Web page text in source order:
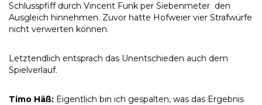
Schlusspfiff durch Vincent Funk per Siebenmeter den
Ausgleich hinnehmen. Zuvor hatte Hofweier vier Strafwürfe
nicht verwerten können.
Letztendlich entsprach das Unentschieden auch dem
Spielverlauf.
Timo Häß: Eigentlich bin ich gespalten, was das Ergebnis